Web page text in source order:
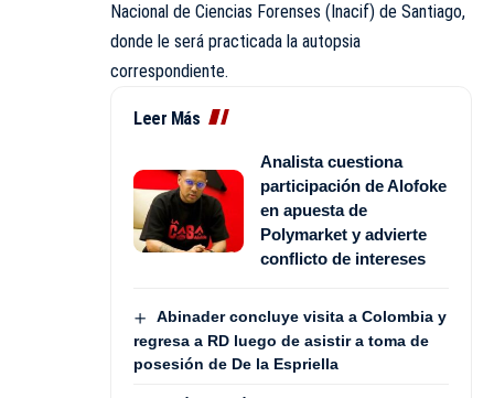
Nacional de Ciencias Forenses (Inacif) de Santiago,
donde le será practicada la autopsia
correspondiente.
Leer Más
Analista cuestiona
participación de Alofoke
en apuesta de
Polymarket y advierte
conflicto de intereses
Abinader concluye visita a Colombia y
regresa a RD luego de asistir a toma de
posesión de De la Espriella